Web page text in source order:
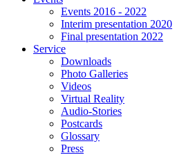
Events 2016 - 2022
Interim presentation 2020
Final presentation 2022
Service
Downloads
Photo Galleries
Videos
Virtual Reality
Audio-Stories
Postcards
Glossary
Press